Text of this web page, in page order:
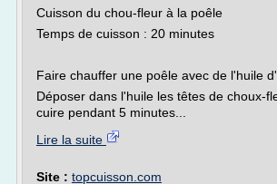
Cuisson du chou-fleur à la poêle
Temps de cuisson : 20 minutes
Faire chauffer une poêle avec de l'huile
Déposer dans l'huile les têtes de choux-
cuire pendant 5 minutes...
Lire la suite
Site : topcuisson.com